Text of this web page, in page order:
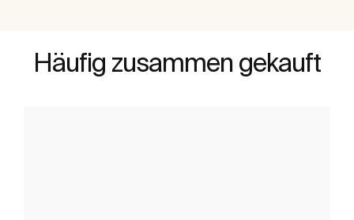
Häufig zusammen gekauft